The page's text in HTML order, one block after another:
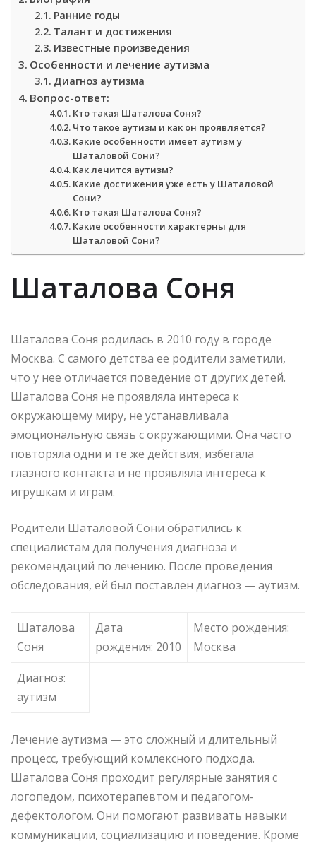
Ранние годы
Талант и достижения
Известные произведения
Особенности и лечение аутизма
Диагноз аутизма
Вопрос-ответ:
Кто такая Шаталова Соня?
Что такое аутизм и как он проявляется?
Какие особенности имеет аутизм у
Шаталовой Сони?
Как лечится аутизм?
Какие достижения уже есть у Шаталовой
Сони?
Кто такая Шаталова Соня?
Какие особенности характерны для
Шаталовой Сони?
Шаталова Соня
Шаталова Соня родилась в 2010 году в городе
Москва. С самого детства ее родители заметили,
что у нее отличается поведение от других детей.
Шаталова Соня не проявляла интереса к
окружающему миру, не устанавливала
эмоциональную связь с окружающими. Она часто
повторяла одни и те же действия, избегала
глазного контакта и не проявляла интереса к
игрушкам и играм.
Родители Шаталовой Сони обратились к
специалистам для получения диагноза и
рекомендаций по лечению. После проведения
обследования, ей был поставлен диагноз — аутизм.
Шаталова
Соня
Дата
рождения: 2010
Место рождения:
Москва
Диагноз:
аутизм
Лечение аутизма — это сложный и длительный
процесс, требующий комлексного подхода.
Шаталова Соня проходит регулярные занятия с
логопедом, психотерапевтом и педагогом-
дефектологом. Они помогают развивать навыки
коммуникации, социализацию и поведение. Кроме